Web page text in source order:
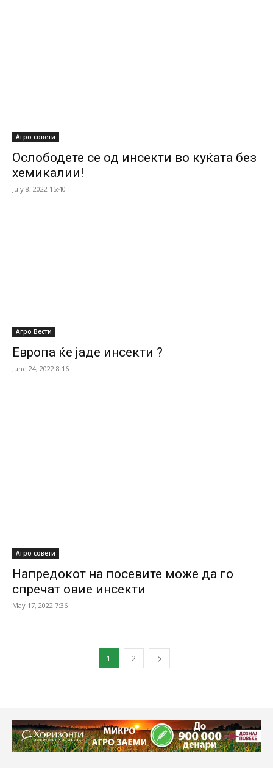
Агро совети
Ослободете се од инсекти во куќата без
хемикалии!
July 8, 2022 15:40
Агро Вести
Европа ќе јаде инсекти ?
June 24, 2022 8:16
Агро совети
Напредокот на посевите може да го
спречат овие инсекти
May 17, 2022 7:36
1 2